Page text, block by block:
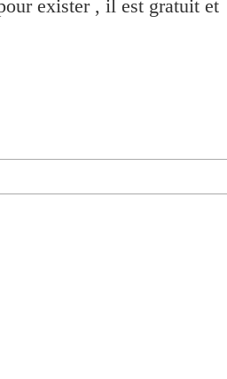
exister , il est gratuit et